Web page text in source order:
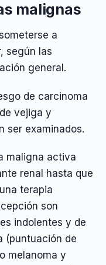
malignas
a
según las
general.
de carcinoma
vejiga y
ser examinados.
maligna activa
renal hasta que
terapia
son
indolentes y de
(puntuación de
melanoma y